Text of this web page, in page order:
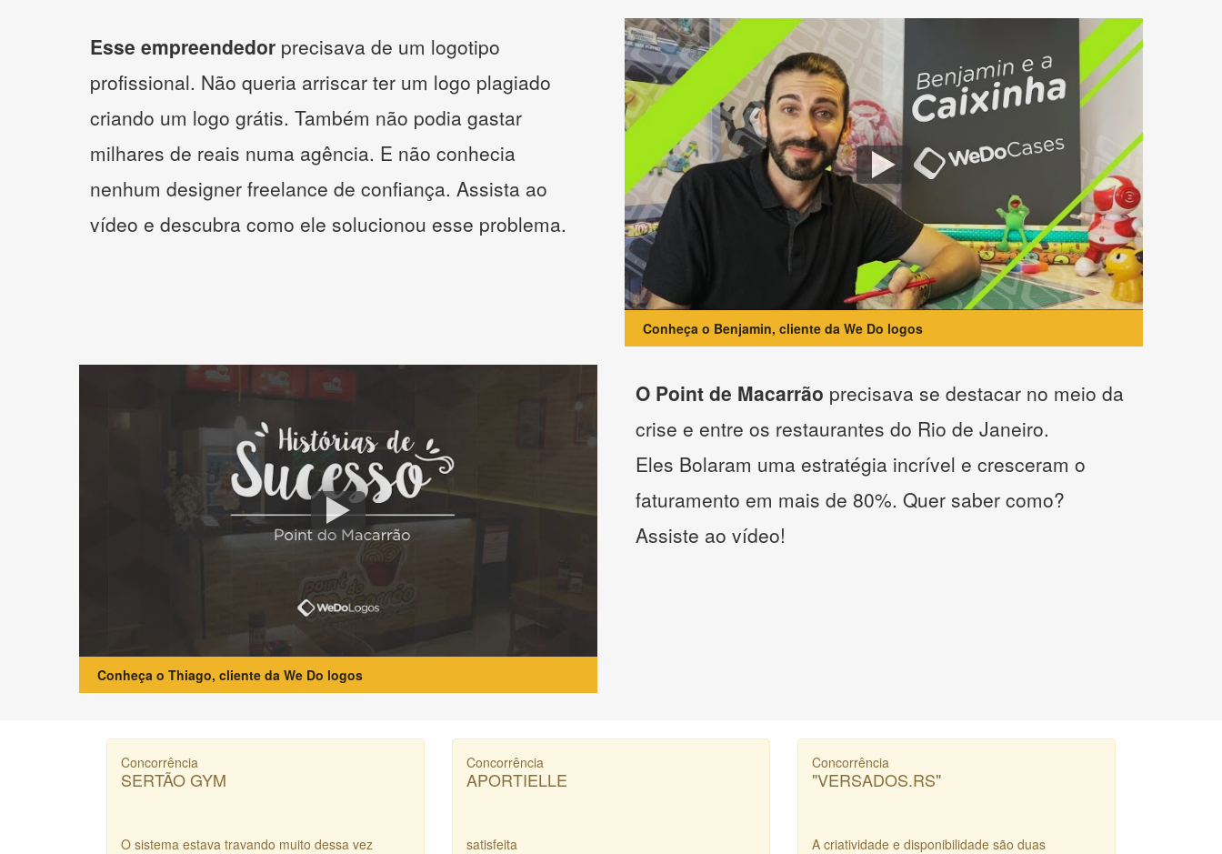
Esse empreendedor precisava de um logotipo
profissional. Não queria arriscar ter um logo plagiado
criando um logo grátis. Também não podia gastar
milhares de reais numa agência. E não conhecia
nenhum designer freelance de confiança. Assista ao
vídeo e descubra como ele solucionou esse problema.
Conheça o Benjamin, cliente da We Do logos
Conheça o Thiago, cliente da We Do logos
O Point de Macarrão precisava se destacar no meio da
crise e entre os restaurantes do Rio de Janeiro.
Eles Bolaram uma estratégia incrível e cresceram o
faturamento em mais de 80%. Quer saber como?
Assiste ao vídeo!
Concorrência
SERTÃO GYM
O sistema estava travando muito dessa vez
Concorrência
APORTIELLE
satisfeita
Concorrência
"VERSADOS.RS"
A criatividade e disponibilidade são duas